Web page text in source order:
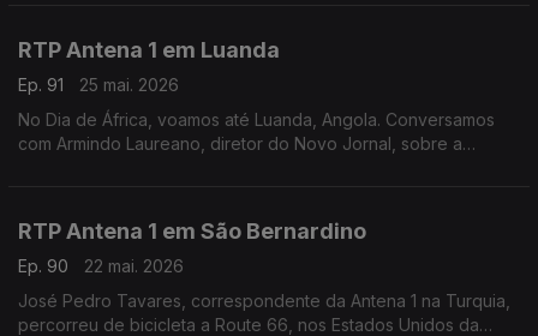
RTP Antena 1 em Luanda
Ep. 91
25 mai. 2026
No Dia de África, voamos até Luanda, Angola. Conversamos
com Armindo Laureano, diretor do Novo Jornal, sobre a
RTP Antena 1 em São Bernardino
Ep. 90
22 mai. 2026
José Pedro Tavares, correspondente da Antena 1 na Turquia,
percorreu de bicicleta a Route 66, nos Estados Unidos da